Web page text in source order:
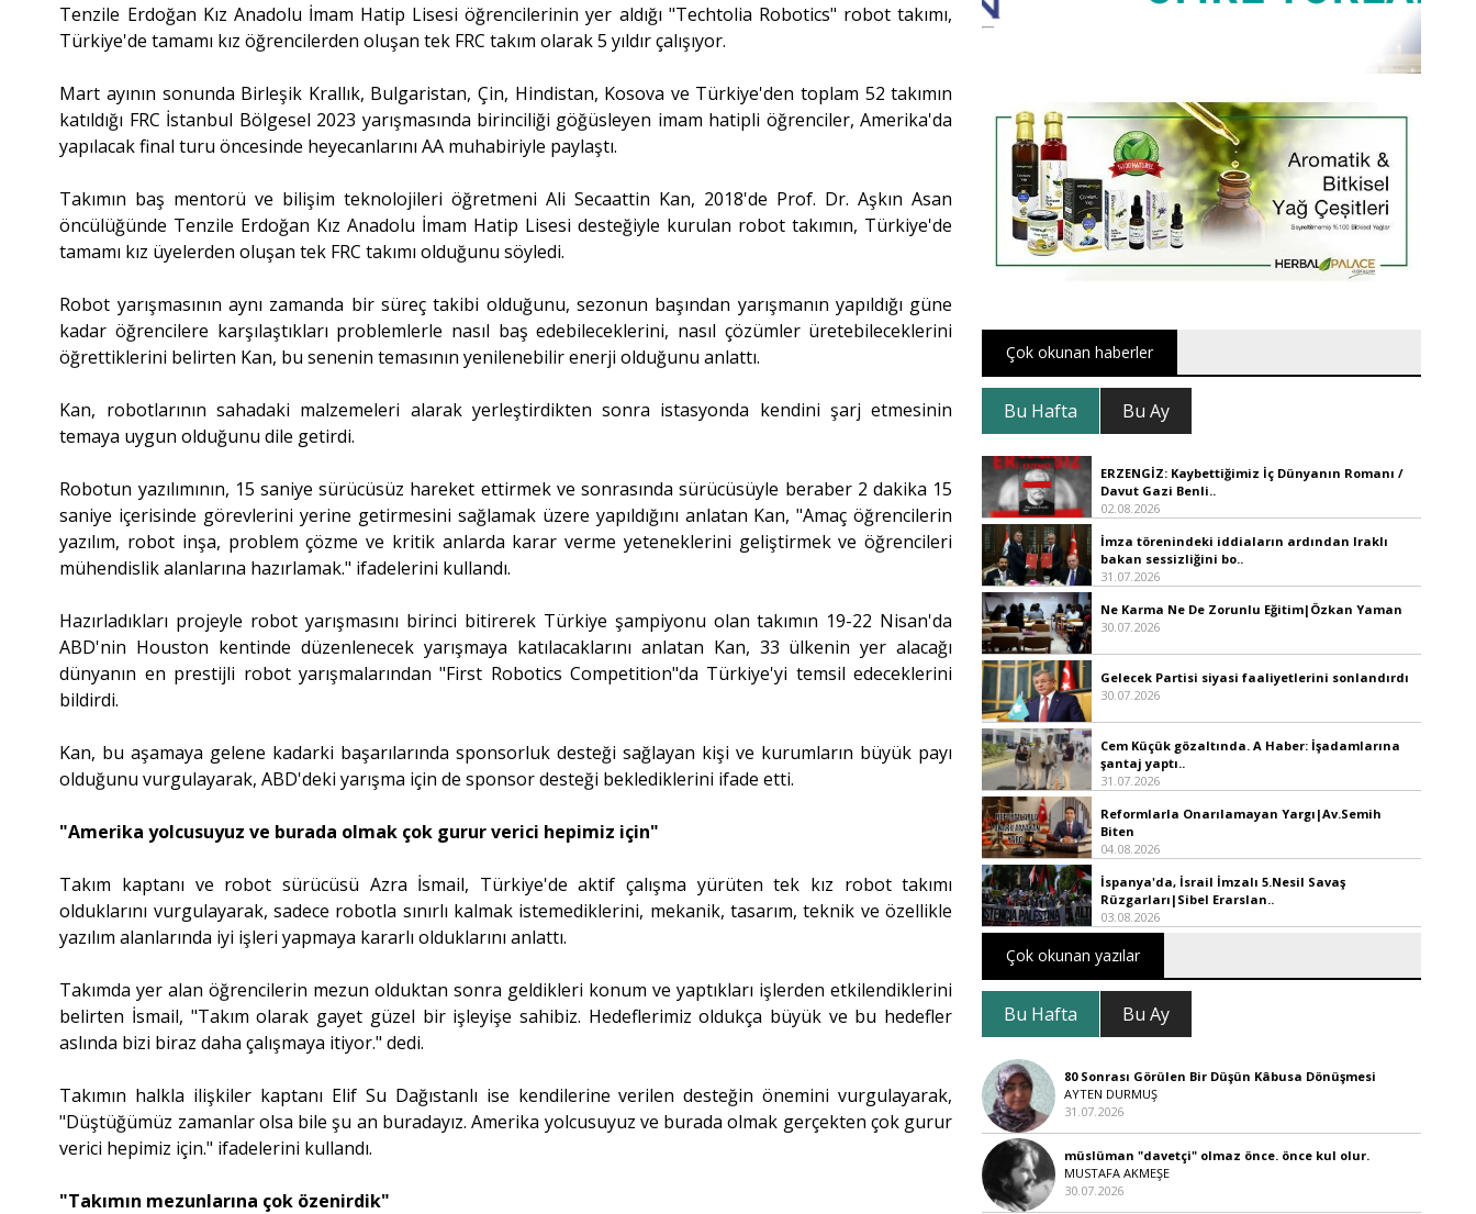
Tenzile Erdoğan Kız Anadolu İmam Hatip Lisesi öğrencilerinin yer aldığı "Techtolia Robotics" robot takımı,
Türkiye'de tamamı kız öğrencilerden oluşan tek FRC takım olarak 5 yıldır çalışıyor.
Mart ayının sonunda Birleşik Krallık, Bulgaristan, Çin, Hindistan, Kosova ve Türkiye'den toplam 52 takımın
katıldığı FRC İstanbul Bölgesel 2023 yarışmasında birinciliği göğüsleyen imam hatipli öğrenciler, Amerika'da
yapılacak final turu öncesinde heyecanlarını AA muhabiriyle paylaştı.
Takımın baş mentorü ve bilişim teknolojileri öğretmeni Ali Secaattin Kan, 2018'de Prof. Dr. Aşkın Asan
öncülüğünde Tenzile Erdoğan Kız Anadolu İmam Hatip Lisesi desteğiyle kurulan robot takımın, Türkiye'de
tamamı kız üyelerden oluşan tek FRC takımı olduğunu söyledi.
Robot yarışmasının aynı zamanda bir süreç takibi olduğunu, sezonun başından yarışmanın yapıldığı güne
kadar öğrencilere karşılaştıkları problemlerle nasıl baş edebileceklerini, nasıl çözümler üretebileceklerini
öğrettiklerini belirten Kan, bu senenin temasının yenilenebilir enerji olduğunu anlattı.
Kan, robotlarının sahadaki malzemeleri alarak yerleştirdikten sonra istasyonda kendini şarj etmesinin
temaya uygun olduğunu dile getirdi.
Robotun yazılımının, 15 saniye sürücüsüz hareket ettirmek ve sonrasında sürücüsüyle beraber 2 dakika 15
saniye içerisinde görevlerini yerine getirmesini sağlamak üzere yapıldığını anlatan Kan, "Amaç öğrencilerin
yazılım, robot inşa, problem çözme ve kritik anlarda karar verme yeteneklerini geliştirmek ve öğrencileri
mühendislik alanlarına hazırlamak." ifadelerini kullandı.
Hazırladıkları projeyle robot yarışmasını birinci bitirerek Türkiye şampiyonu olan takımın 19-22 Nisan'da
ABD'nin Houston kentinde düzenlenecek yarışmaya katılacaklarını anlatan Kan, 33 ülkenin yer alacağı
dünyanın en prestijli robot yarışmalarından "First Robotics Competition"da Türkiye'yi temsil edeceklerini
bildirdi.
Kan, bu aşamaya gelene kadarki başarılarında sponsorluk desteği sağlayan kişi ve kurumların büyük payı
olduğunu vurgulayarak, ABD'deki yarışma için de sponsor desteği beklediklerini ifade etti.
"Amerika yolcusuyuz ve burada olmak çok gurur verici hepimiz için"
Takım kaptanı ve robot sürücüsü Azra İsmail, Türkiye'de aktif çalışma yürüten tek kız robot takımı
olduklarını vurgulayarak, sadece robotla sınırlı kalmak istemediklerini, mekanik, tasarım, teknik ve özellikle
yazılım alanlarında iyi işleri yapmaya kararlı olduklarını anlattı.
Takımda yer alan öğrencilerin mezun olduktan sonra geldikleri konum ve yaptıkları işlerden etkilendiklerini
belirten İsmail, "Takım olarak gayet güzel bir işleyişe sahibiz. Hedeflerimiz oldukça büyük ve bu hedefler
aslında bizi biraz daha çalışmaya itiyor." dedi.
Takımın halkla ilişkiler kaptanı Elif Su Dağıstanlı ise kendilerine verilen desteğin önemini vurgulayarak,
"Düştüğümüz zamanlar olsa bile şu an buradayız. Amerika yolcusuyuz ve burada olmak gerçekten çok gurur
verici hepimiz için." ifadelerini kullandı.
"Takımın mezunlarına çok özenirdik"
Çok okunan haberler
Bu Hafta Bu Ay
ERZENGİZ: Kaybettiğimiz İç Dünyanın Romanı /
Davut Gazi Benli..
02.08.2026
İmza törenindeki iddiaların ardından Iraklı
bakan sessizliğini bo..
31.07.2026
Ne Karma Ne De Zorunlu Eğitim|Özkan Yaman
30.07.2026
Gelecek Partisi siyasi faaliyetlerini sonlandırdı
30.07.2026
Cem Küçük gözaltında. A Haber: İşadamlarına
şantaj yaptı..
31.07.2026
Reformlarla Onarılamayan Yargı|Av.Semih
Biten
04.08.2026
İspanya'da, İsrail İmzalı 5.Nesil Savaş
Rüzgarları|Sibel Erarslan..
03.08.2026
Çok okunan yazılar
Bu Hafta Bu Ay
80 Sonrası Görülen Bir Düşün Kâbusa Dönüşmesi
AYTEN DURMUŞ
31.07.2026
müslüman "davetçi" olmaz önce. önce kul olur.
MUSTAFA AKMEŞE
30.07.2026